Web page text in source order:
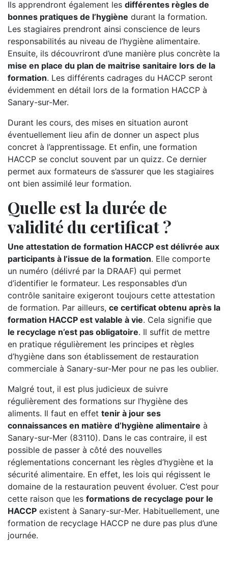
Ils apprendront également les différentes règles de
bonnes pratiques de l’hygiène durant la formation.
Les stagiaires prendront ainsi conscience de leurs
responsabilités au niveau de l’hygiène alimentaire.
Ensuite, ils découvriront d’une manière plus concrète la
mise en place du plan de maitrise sanitaire lors de la
formation. Les différents cadrages du HACCP seront
évidemment en détail lors de la formation HACCP à
Sanary-sur-Mer.
Durant les cours, des mises en situation auront
éventuellement lieu afin de donner un aspect plus
concret à l’apprentissage. Et enfin, une formation
HACCP se conclut souvent par un quizz. Ce dernier
permet aux formateurs de s’assurer que les stagiaires
ont bien assimilé leur formation.
Quelle est la durée de
validité du certificat ?
Une attestation de formation HACCP est délivrée aux
participants à l’issue de la formation. Elle comporte
un numéro (délivré par la DRAAF) qui permet
d’identifier le formateur. Les responsables d’un
contrôle sanitaire exigeront toujours cette attestation
de formation. Par ailleurs, ce certificat obtenu après la
formation HACCP est valable à vie. Cela signifie que
le recyclage n’est pas obligatoire. Il suffit de mettre
en pratique régulièrement les principes et règles
d’hygiène dans son établissement de restauration
commerciale à Sanary-sur-Mer pour ne pas les oublier.
Malgré tout, il est plus judicieux de suivre
régulièrement des formations sur l’hygiène des
aliments. Il faut en effet tenir à jour ses
connaissances en matière d’hygiène alimentaire à
Sanary-sur-Mer (83110). Dans le cas contraire, il est
possible de passer à côté des nouvelles
réglementations concernant les règles d’hygiène et la
sécurité alimentaire. En effet, les lois qui régissent le
domaine de la restauration peuvent évoluer. C’est pour
cette raison que les formations de recyclage pour le
HACCP existent à Sanary-sur-Mer. Habituellement, une
formation de recyclage HACCP ne dure pas plus d’une
journée.